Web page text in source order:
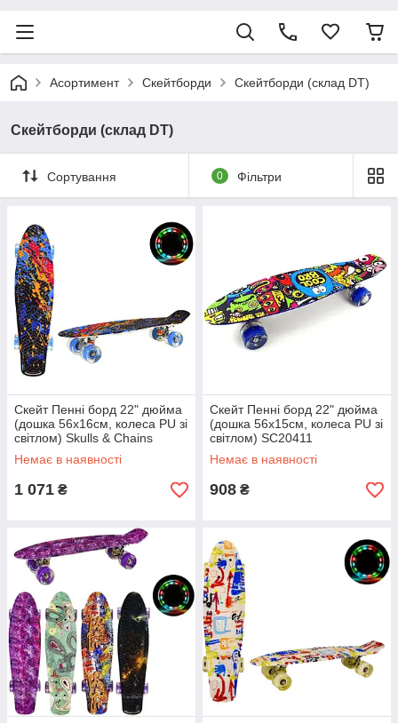
Асортимент Скейтборди Скейтборди (склад DT)
Скейтборди (склад DT)
Сортування 0 Фільтри
Скейт Пенні борд 22" дюйма
(дошка 56х16см, колеса PU зі
світлом) Skulls & Chains
SC20504 Різнокольоровий
Немає в наявності
1 071 ₴
Скейт Пенні борд 22" дюйма
(дошка 56х15см, колеса PU зі
світлом) SC20411
Немає в наявності
908 ₴